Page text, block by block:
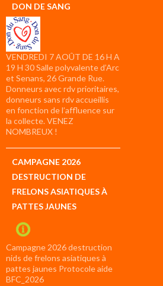
DON DE SANG
VENDREDI 7 AOÛT DE 16 H A
19 H 30 Salle polyvalente d’Arc
et Senans, 26 Grande Rue.
Donneurs avec rdv prioritaires,
donneurs sans rdv accueillis
en fonction de l’affluence sur
la collecte. VENEZ
NOMBREUX !
CAMPAGNE 2026
DESTRUCTION DE
FRELONS ASIATIQUES À
PATTES JAUNES
Campagne 2026 destruction
nids de frelons asiatiques à
pattes jaunes Protocole aide
BFC_2026